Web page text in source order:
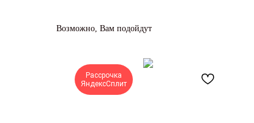
Возможно, Вам подойдут
Рассрочка
ЯндексСплит